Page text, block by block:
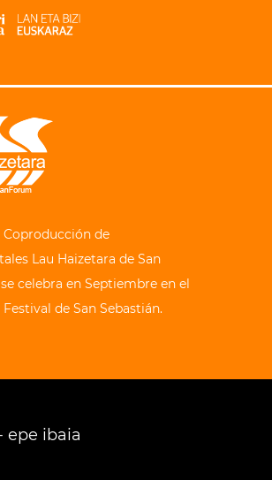
Coproducción de
Lau Haizetara de San
celebra en Septiembre en el
de San Sebastián.
epe ibaia